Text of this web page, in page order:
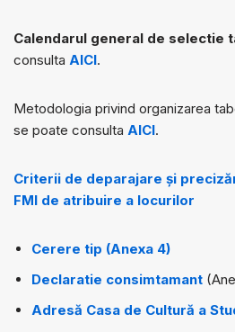
Calendarul general de selectie
consulta AICI.
Metodologia privind organizarea
se poate consulta AICI.
Criterii de deparajare și
FMI de atribuire a locurilor
Cerere tip (Anexa 4)
Declaratie consimtamant
Adresă Casa de Cultură a